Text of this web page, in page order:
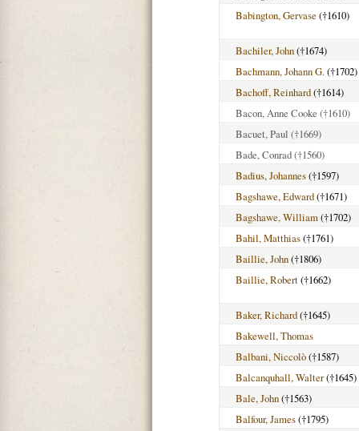
Babington, Gervase (†1610)
Bachiler, John(†1674)
Bachmann, Johann G.(†1702)
Bachoff, Reinhard(†1614)
Bacon, Anne Cooke (†1610)
Bacuet, Paul (†1669)
Bade, Conrad(†1560)
Badius, Johannes(†1597)
Bagshawe, Edward(†1671)
Bagshawe, William(†1702)
Bahil, Matthias(†1761)
Baillie, John(†1806)
Baillie, Robert(†1662)
Baker, Richard(†1645)
Bakewell, Thomas
Balbani, Niccolò(†1587)
Balcanquhall, Walter(†1645)
Bale, John(†1563)
Balfour, James(†1795)